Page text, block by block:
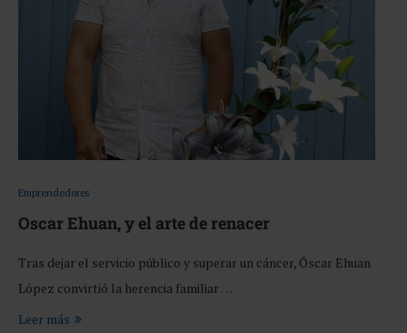
Emprendedores
Oscar Ehuan, y el arte de renacer
Tras dejar el servicio público y superar un cáncer, Óscar Ehuan
López convirtió la herencia familiar …
Leer más